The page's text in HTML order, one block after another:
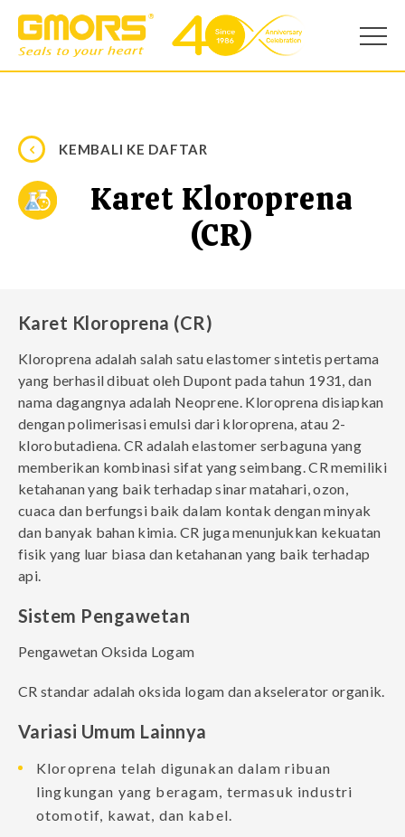
KEMBALI KE DAFTAR
Karet Kloroprena
(CR)
Karet Kloroprena (CR)
Kloroprena adalah salah satu elastomer sintetis pertama
yang berhasil dibuat oleh Dupont pada tahun 1931, dan
nama dagangnya adalah Neoprene. Kloroprena disiapkan
dengan polimerisasi emulsi dari kloroprena, atau 2-
klorobutadiena. CR adalah elastomer serbaguna yang
memberikan kombinasi sifat yang seimbang. CR memiliki
ketahanan yang baik terhadap sinar matahari, ozon,
cuaca dan berfungsi baik dalam kontak dengan minyak
dan banyak bahan kimia. CR juga menunjukkan kekuatan
fisik yang luar biasa dan ketahanan yang baik terhadap
api.
Sistem Pengawetan
Pengawetan Oksida Logam
CR standar adalah oksida logam dan akselerator organik.
Variasi Umum Lainnya
Kloroprena telah digunakan dalam ribuan
lingkungan yang beragam, termasuk industri
otomotif, kawat, dan kabel.